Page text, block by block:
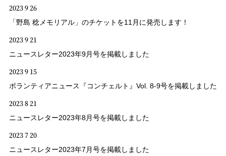
2023 9 26
「野島 稔メモリアル」のチケットを11月に発売します！
2023 9 21
ニュースレター2023年9月号を掲載しました
2023 9 15
ボランティアニュース『コンチェルト』Vol. 8-9号を掲載しました
2023 8 21
ニュースレター2023年8月号を掲載しました
2023 7 20
ニュースレター2023年7月号を掲載しました